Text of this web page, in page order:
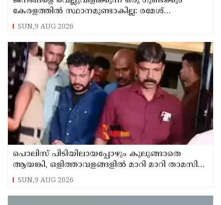
കേരളത്തില്‍ സ്ഥാനമുണ്ടാകില്ല: രമേശ്
ചെന്നിത്തല
SUN,9 AUG 2026
പൊലിസ് പിടിയിലായപ്പോഴും കുലുങ്ങാതെ
ആയങ്കി, ഒളിത്താവളങ്ങളില്‍ മാറി മാറി താമസിച്ച്
കണ്ണൂരിലെ ക്വട്ടേഷന്‍ നേതാവ്
SUN,9 AUG 2026